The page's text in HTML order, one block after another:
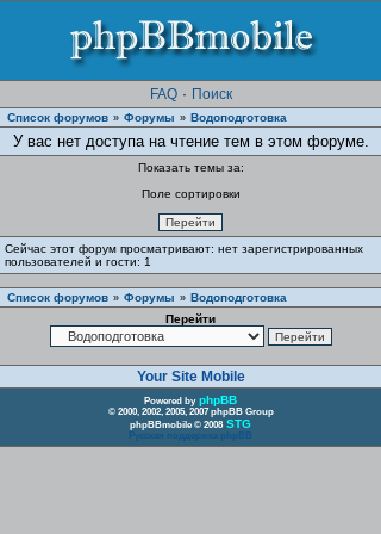
FAQ · Поиск
Список форумов » Форумы » Водоподготовка
У вас нет доступа на чтение тем в этом форуме.
Показать темы за:
Поле сортировки
Сейчас этот форум просматривают: нет зарегистрированных
пользователей и гости: 1
Список форумов » Форумы » Водоподготовка
Перейти
Your Site Mobile
Powered by phpBB
© 2000, 2002, 2005, 2007 phpBB Group
phpBBmobile © 2008 STG
Русская поддержка phpBB